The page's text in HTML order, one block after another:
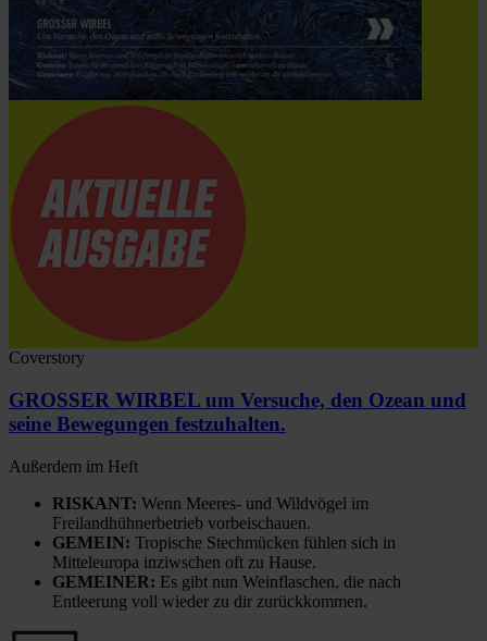
Coverstory
GROSSER WIRBEL um Versuche, den Ozean und
seine Bewegungen festzuhalten.
Außerdem im Heft
RISKANT: Wenn Meeres- und Wildvögel im
Freilandhühnerbetrieb vorbeischauen.
GEMEIN: Tropische Stechmücken fühlen sich in
Mitteleuropa inziwschen oft zu Hause.
GEMEINER: Es gibt nun Weinflaschen, die nach
Entleerung voll wieder zu dir zurückkommen.